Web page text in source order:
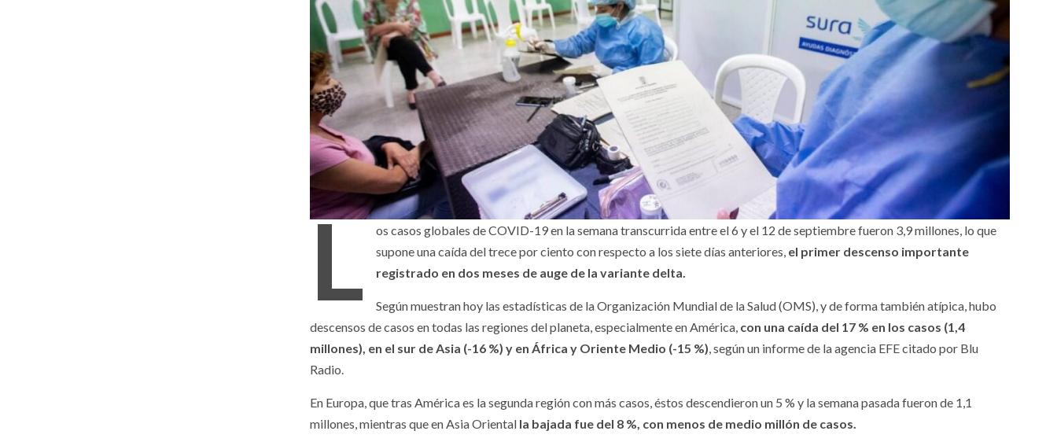
L
os casos globales de COVID-19 en la semana transcurrida entre el 6 y el 12 de septiembre fueron 3,9 millones, lo que
supone una caída del trece por ciento con respecto a los siete días anteriores, el primer descenso importante
registrado en dos meses de auge de la variante delta.
Según muestran hoy las estadísticas de la Organización Mundial de la Salud (OMS), y de forma también atípica, hubo
descensos de casos en todas las regiones del planeta, especialmente en América, con una caída del 17 % en los casos (1,4
millones), en el sur de Asia (-16 %) y en África y Oriente Medio (-15 %) , según un informe de la agencia EFE citado por Blu
Radio.
En Europa, que tras América es la segunda región con más casos, éstos descendieron un 5 % y la semana pasada fueron de 1,1
millones, mientras que en Asia Oriental la bajada fue del 8 %, con menos de medio millón de casos.